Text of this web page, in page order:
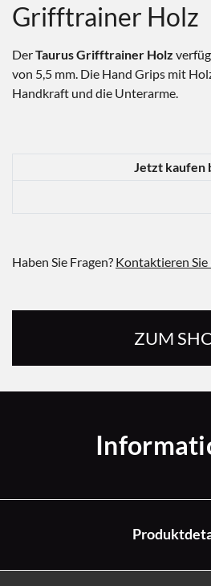
Grifftrainer Holz
DerTaurus Grifftrainer Holz
von 5,5 mm. Die Hand Grips mit
Handkraft und die Unterarme.
Jetzt kaufen
Haben Sie Fragen? Kontaktieren Sie
ZUM